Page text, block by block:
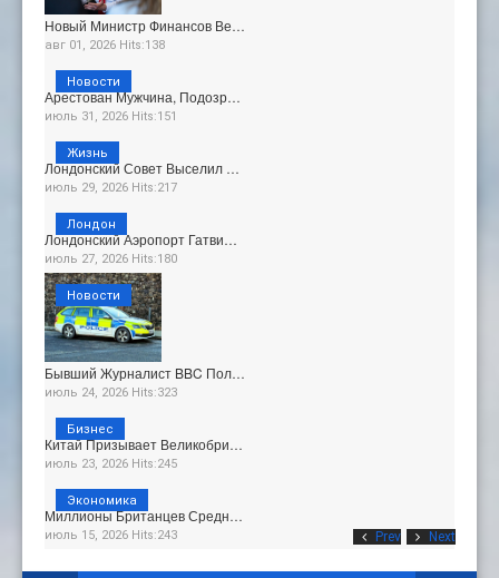
Prev Next
Новый Министр Финансов Ве…
авг 01, 2026 Hits:138
Арестован Мужчина, Подозр…
июль 31, 2026 Hits:151
Новости
Лондонский Совет Выселил …
июль 29, 2026 Hits:217
Жизнь
Лондонский Аэропорт Гатви…
июль 27, 2026 Hits:180
Лондон
Бывший Журналист BBC Пол…
июль 24, 2026 Hits:323
Новости
Китай Призывает Великобри…
июль 23, 2026 Hits:245
Бизнес
Миллионы Британцев Средн…
июль 15, 2026 Hits:243
Экономика